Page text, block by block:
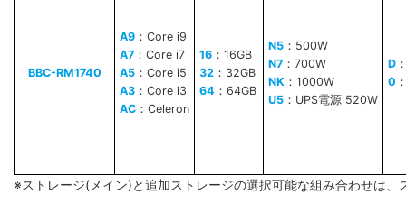
BBC-RM1740
A9 ：Core i9
A7 ：Core i7
A5 ：Core i5
A3 ：Core i3
AC ：Celeron
16 ：16GB
32 ：32GB
64 ：64GB
N5 ：500W
N7 ：700W
NK ：1000W
U5 ：UPS電源 520W
D
0
※ストレージ(メイン)と追加ストレージの選択可能な組み合わせは、